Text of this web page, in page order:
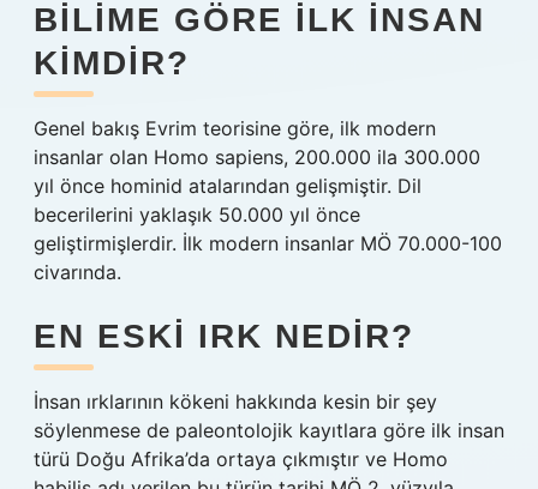
BILIME GÖRE ILK INSAN
KIMDIR?
Genel bakış Evrim teorisine göre, ilk modern
insanlar olan Homo sapiens, 200.000 ila 300.000
yıl önce hominid atalarından gelişmiştir. Dil
becerilerini yaklaşık 50.000 yıl önce
geliştirmişlerdir. İlk modern insanlar MÖ 70.000-100
civarında.
EN ESKI IRK NEDIR?
İnsan ırklarının kökeni hakkında kesin bir şey
söylenmese de paleontolojik kayıtlara göre ilk insan
türü Doğu Afrika’da ortaya çıkmıştır ve Homo